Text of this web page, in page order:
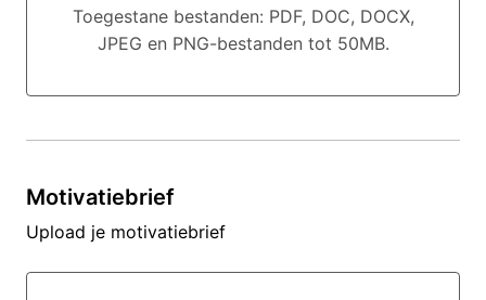
Bestand uploaden of sleep en zet hier neer
Toegestane bestanden: PDF, DOC, DOCX,
JPEG en PNG-bestanden tot 50MB.
Motivatiebrief
Upload je motivatiebrief